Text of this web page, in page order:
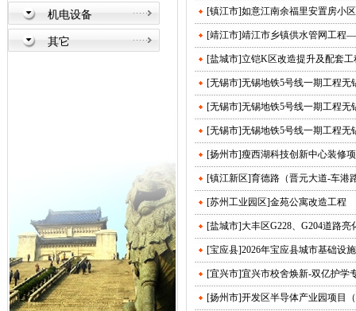
机电设备
其它
[镇江市]如意江南余福里安置房小
[靖江市]靖江市乡镇供水管网工程
[盐城市]立铠K区改造提升及配套
[无锡市]无锡地铁5号线一期工程
[无锡市]无锡地铁5号线一期工程无
[无锡市]无锡地铁5号线一期工程无
[扬州市]瘦西湖科技创新中心装修
[镇江新区]育德路（晋元大道-车港
[苏州工业园区]金苑公寓改造工程
[盐城市]大丰区G228、G204道路
[宝应县]2026年宝应县城市基础设
[宜兴市]宜兴市校舍焕新-双亿护学
[扬州市]开发区半导体产业园项目